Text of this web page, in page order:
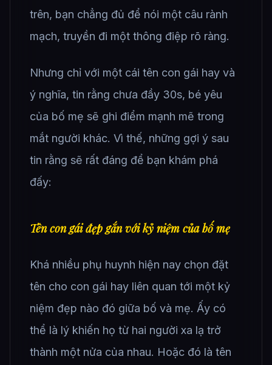
trên, bạn chẳng đủ để nói một câu rành
mạch, truyền đi một thông điệp rõ ràng.
Nhưng chỉ với một cái tên con gái hay và
ý nghĩa, tin rằng chưa đầy 30s, bé yêu
của bố mẹ sẽ ghi điểm mạnh mẽ trong
mắt người khác. Vì thế, những gợi ý sau
tin rằng sẽ rất đáng để bạn khám phá
đấy:
Tên con gái đẹp gắn với kỷ niệm của bố mẹ
Khá nhiều phụ huynh hiện nay chọn đặt
tên cho con gái hay liên quan tới một kỷ
niệm đẹp nào đó giữa bố và mẹ. Ấy có
thể là lý khiến họ từ hai người xa lạ trở
thành một nửa của nhau. Hoặc đó là tên